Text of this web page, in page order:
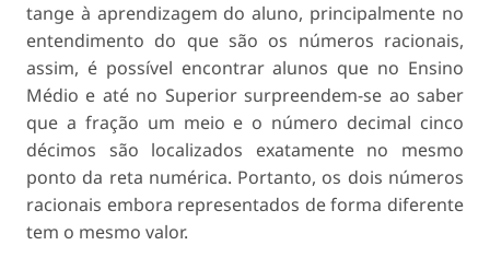
tange à aprendizagem do aluno, principalmente no
entendimento do que são os números racionais,
assim, é possível encontrar alunos que no Ensino
Médio e até no Superior surpreendem-se ao saber
que a fração um meio e o número decimal cinco
décimos são localizados exatamente no mesmo
ponto da reta numérica. Portanto, os dois números
racionais embora representados de forma diferente
tem o mesmo valor.